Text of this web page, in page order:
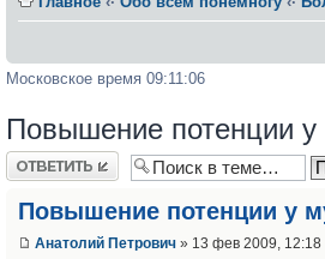
Московское время 09:11:06
Повышение потенции
Ответить
Повышение потенции у
Анатолий Петрович » 13 фев 2009, 12:18